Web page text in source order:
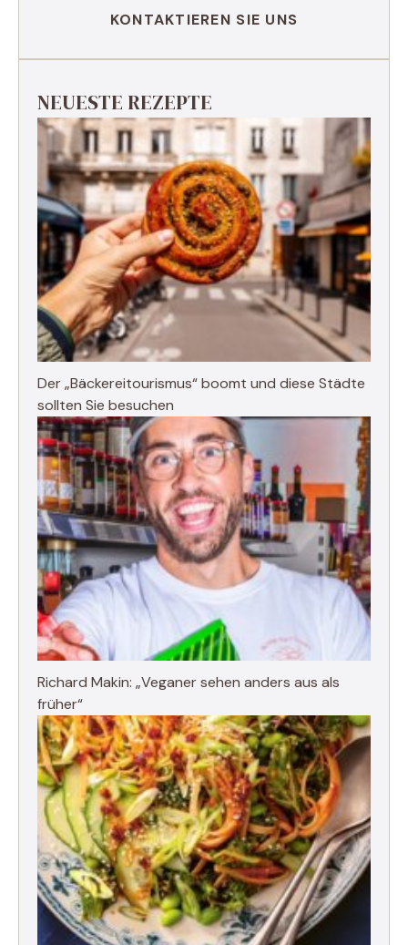
KONTAKTIEREN SIE UNS
NEUESTE REZEPTE
Der „Bäckereitourismus“ boomt und diese Städte
sollten Sie besuchen
Richard Makin: „Veganer sehen anders aus als
früher“